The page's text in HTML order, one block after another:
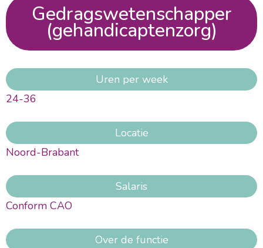
Gedragswetenschapper
(gehandicaptenzorg)
Uren per week
24-36
Locatie
Noord-Brabant
Salaris
Conform CAO
Over de functie